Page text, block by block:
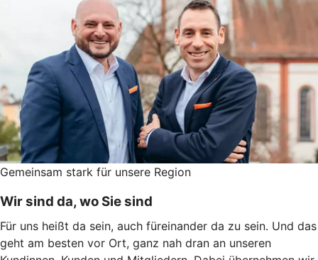
Gemeinsam stark für unsere Region
Wir sind da, wo Sie sind
Für uns heißt da sein, auch füreinander da zu sein. Und das
geht am besten vor Ort, ganz nah dran an unseren